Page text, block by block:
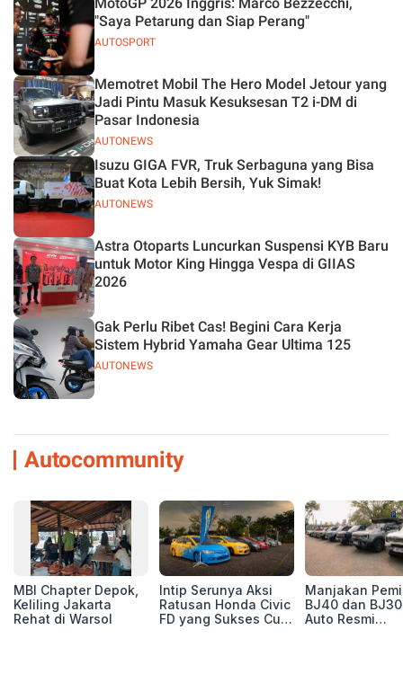
AUTOSPORT
"Saya Petarung dan Siap Perang"
AUTONEWS
Memotret Mobil The Hero Model Jetour yang
Jadi Pintu Masuk Kesuksesan T2 i-DM di
Pasar Indonesia
AUTONEWS
Isuzu GIGA FVR, Truk Serbaguna yang Bisa
Buat Kota Lebih Bersih, Yuk Simak!
Astra Otoparts Luncurkan Suspensi KYB Baru
untuk Motor King Hingga Vespa di GIIAS
2026
AUTONEWS
Gak Perlu Ribet Cas! Begini Cara Kerja
Sistem Hybrid Yamaha Gear Ultima 125
Autocommunity
MBI Chapter Depok,
Keliling Jakarta
Rehat di Warsol
Intip Serunya Aksi
Ratusan Honda Civic
FD yang Sukses Curi
Manjakan
BJ40 dan
Auto Resmi